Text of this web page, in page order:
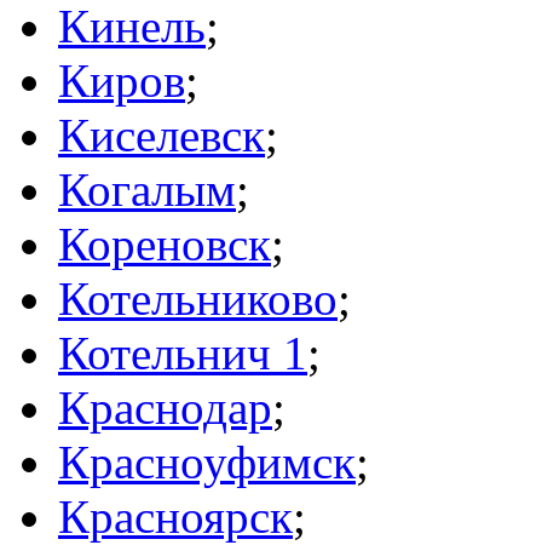
Кинель;
Киров;
Киселевск;
Когалым;
Кореновск;
Котельниково;
Котельнич 1;
Краснодар;
Красноуфимск;
Красноярск;